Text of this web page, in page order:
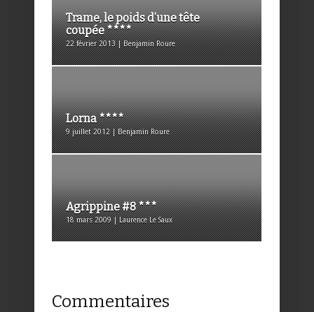
Trame, le poids d’une tête
coupée ****
22 février 2013 | Benjamin Roure
Lorna ****
9 juillet 2012 | Benjamin Roure
Agrippine #8 ***
18 mars 2009 | Laurence Le Saux
Commentaires